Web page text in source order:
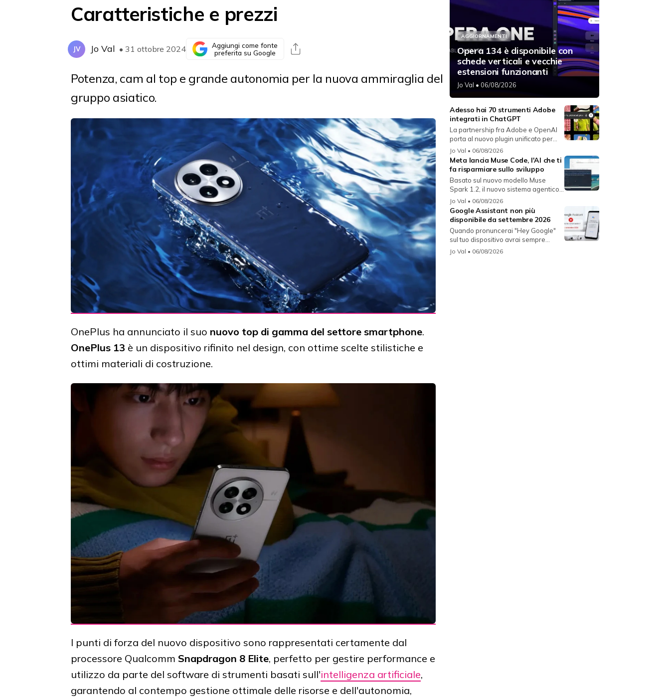
Caratteristiche e prezzi
JV Jo Val • 31 ottobre 2024
Aggiungi come fonte
preferita su Google
Potenza, cam al top e grande autonomia per la nuova ammiraglia del
gruppo asiatico.
OnePlus ha annunciato il suo nuovo top di gamma del settore smartphone.
OnePlus 13 è un dispositivo rifinito nel design, con ottime scelte stilistiche e
ottimi materiali di costruzione.
I punti di forza del nuovo dispositivo sono rappresentati certamente dal
processore Qualcomm Snapdragon 8 Elite, perfetto per gestire performance e
utilizzo da parte del software di strumenti basati sull'intelligenza artificiale,
garantendo al contempo gestione ottimale delle risorse e dell'autonomia,
AGGIORNAMENTI
Opera 134 è disponibile con
schede verticali e vecchie
estensioni funzionanti
Jo Val • 06/08/2026
Adesso hai 70 strumenti Adobe
integrati in ChatGPT
La partnership fra Adobe e OpenAI
porta al nuovo plugin unificato per...
Jo Val • 06/08/2026
Meta lancia Muse Code, l'AI che ti
fa risparmiare sullo sviluppo
Basato sul nuovo modello Muse
Spark 1.2, il nuovo sistema agentico
fun...
Jo Val • 06/08/2026
Google Assistant non più
disponibile da settembre 2026
Quando pronuncerai "Hey Google"
sul tuo dispositivo avrai sempre
Gemin...
Jo Val • 06/08/2026